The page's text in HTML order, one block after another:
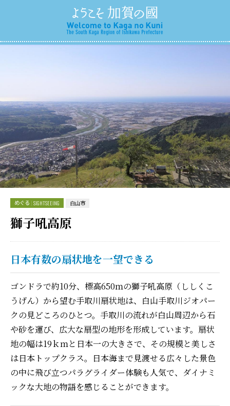
めぐる SIGHTSEEING 白山市
獅子吼高原
日本有数の扇状地を一望できる
ゴンドラで約10分、標高650ｍの獅子吼高原（ししくこ
うげん）から望む手取川扇状地は、白山手取川ジオパー
クの見どころのひとつ。手取川の流れが白山周辺から石
や砂を運び、広大な扇型の地形を形成しています。扇状
地の幅は19ｋｍと日本一の大きさで、その規模と美しさ
は日本トップクラス。日本海まで見渡せる広々した景色
の中に飛び立つパラグライダー体験も人気で、ダイナミ
ックな大地の物語を感じることができます。